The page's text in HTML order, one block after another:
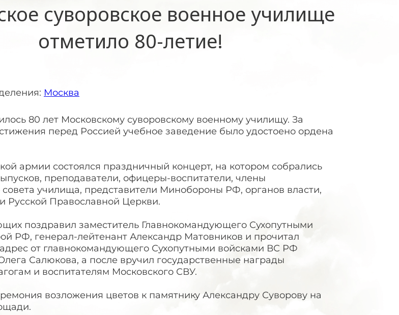
суворовское военное училище
отметило 80-летие!
Москва
80 лет Московскому суворовскому военному училищу. За
перед Россией учебное заведение было удостоено ордена
армии состоялся праздничный концерт, на котором собрались
преподаватели, офицеры-воспитатели, члены
совета училища, представители Минобороны РФ, органов власти,
Русской Православной Церкви.
поздравил заместитель Главнокомандующего Сухопутными
РФ, генерал-лейтенант Александр Матовников и прочитал
от главнокомандующего Сухопутными войсками ВС РФ
Салюкова, а после вручил государственные награды
и воспитателям Московского СВУ.
возложения цветов к памятнику Александру Суворову на